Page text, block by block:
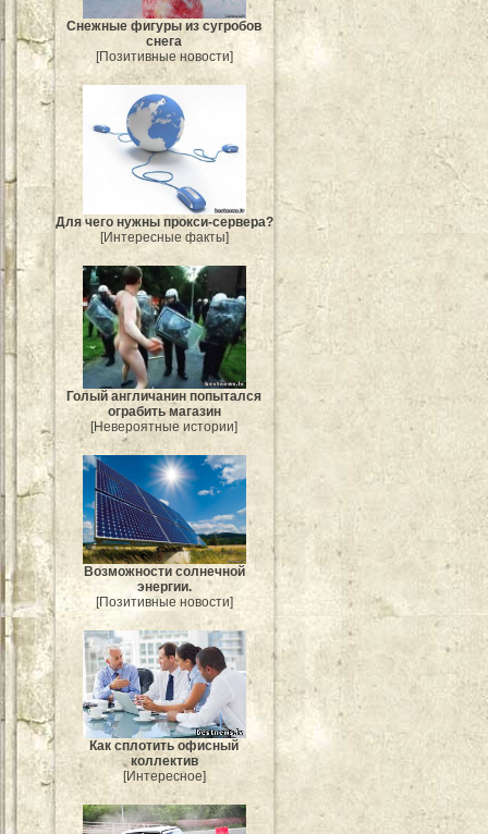
Снежные фигуры из сугробов
снега
[Позитивные новости]
Для чего нужны прокси-сервера?
[Интересные факты]
Голый англичанин попытался
ограбить магазин
[Невероятные истории]
Возможности солнечной
энергии.
[Позитивные новости]
Как сплотить офисный
коллектив
[Интересное]